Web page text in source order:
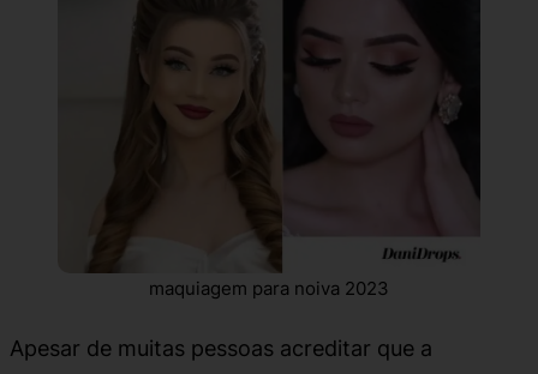
maquiagem para noiva 2023
Apesar de muitas pessoas acreditar que a